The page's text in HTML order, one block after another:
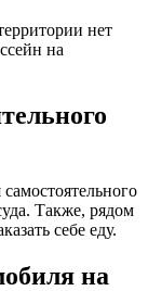
нет
на
Также, рядом
себе еду.
на